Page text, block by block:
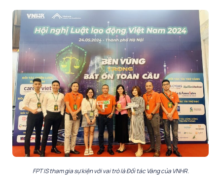
FPT IS tham gia sự kiện với vai trò là Đối tác Vàng của VNHR.